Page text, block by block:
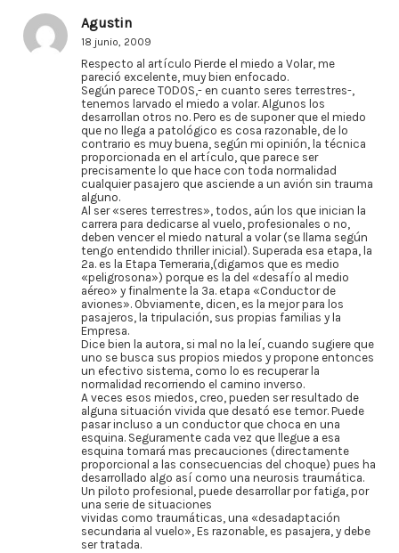
Agustin
18 junio, 2009
Respecto al artículo Pierde el miedo a Volar, me
pareció excelente, muy bien enfocado.
Según parece TODOS,- en cuanto seres terrestres-,
tenemos larvado el miedo a volar. Algunos los
desarrollan otros no. Pero es de suponer que el miedo
que no llega a patológico es cosa razonable, de lo
contrario es muy buena, según mi opinión, la técnica
proporcionada en el artículo, que parece ser
precisamente lo que hace con toda normalidad
cualquier pasajero que asciende a un avión sin trauma
alguno.
Al ser «seres terrestres», todos, aún los que inician la
carrera para dedicarse al vuelo, profesionales o no,
deben vencer el miedo natural a volar (se llama según
tengo entendido thriller inicial). Superada esa etapa, la
2a. es la Etapa Temeraria,(digamos que es medio
«peligrosona») porque es la del «desafío al medio
aéreo» y finalmente la 3a. etapa «Conductor de
aviones». Obviamente, dicen, es la mejor para los
pasajeros, la tripulación, sus propias familias y la
Empresa.
Dice bien la autora, si mal no la leí, cuando sugiere que
uno se busca sus propios miedos y propone entonces
un efectivo sistema, como lo es recuperar la
normalidad recorriendo el camino inverso.
A veces esos miedos, creo, pueden ser resultado de
alguna situación vivida que desató ese temor. Puede
pasar incluso a un conductor que choca en una
esquina. Seguramente cada vez que llegue a esa
esquina tomará mas precauciones (directamente
proporcional a las consecuencias del choque) pues ha
desarrollado algo así como una neurosis traumática.
Un piloto profesional, puede desarrollar por fatiga, por
una serie de situaciones
vividas como traumáticas, una «desadaptación
secundaria al vuelo», Es razonable, es pasajera, y debe
ser tratada.